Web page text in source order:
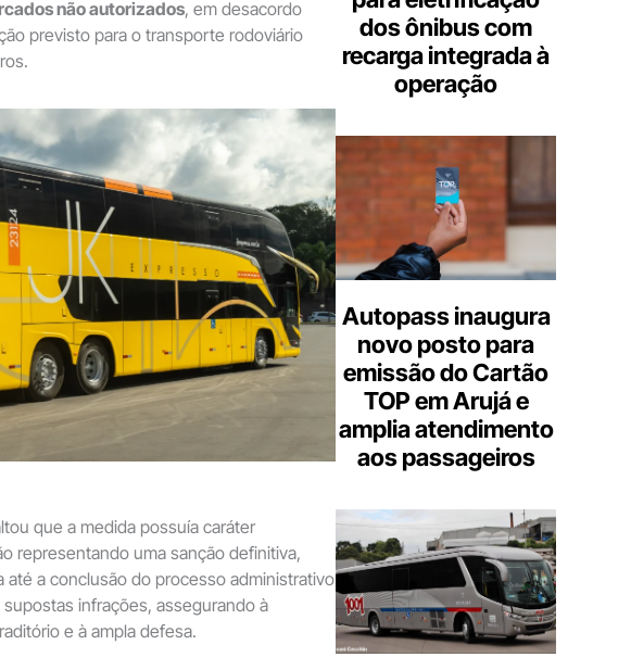
não autorizados, em desacordo
previsto para o transporte rodoviário
que a medida possuía caráter
representando uma sanção definitiva,
até a conclusão do processo administrativo
infrações, assegurando à
e à ampla defesa.
dos ônibus com
recarga integrada à
operação
Autopass inaugura
novo posto para
emissão do Cartão
TOP em Arujá e
amplia atendimento
aos passageiros